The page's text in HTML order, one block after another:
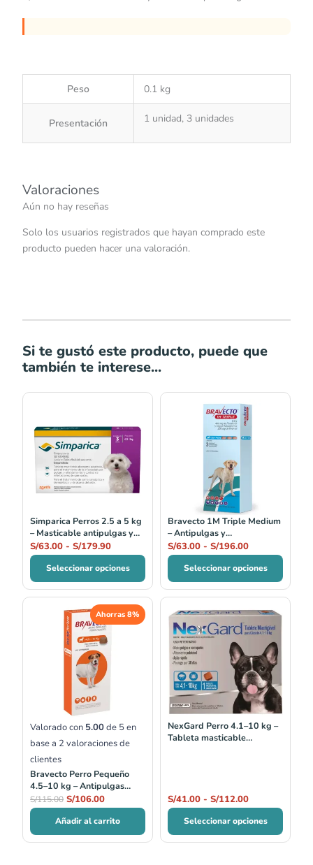
Peso 0.1 kg
Presentación 1 unidad, 3 unidades
Valoraciones
Aún no hay reseñas
Solo los usuarios registrados que hayan comprado este
producto pueden hacer una valoración.
Si te gustó este producto, puede que
también te interese...
Simparica Perros 2.5 a 5 kg
– Masticable antipulgas y
garrapatas
S/63.00 - S/179.90
precios:
S/63.00
hasta
S/179.90
Seleccionar opciones
Bravecto 1M Triple Medium
– Antipulgas y
Antiparasitario masticable 1
mes 20–40 kg
S/63.00 - S/196.00
Seleccionar opciones
Ahorras 8%
Valorado con 5.00de 5 en
base a 2 valoraciones de
clientes
Bravecto Perro Pequeño
4.5–10 kg – Antipulgas
masticable 3 meses
S/115.00
precio
original
era:
S/115.00.
S/106.00
El
precio
actual
S/106.00.
Añadir al carrito
NexGard Perro 4.1–10 kg –
Tableta masticable
S/41.00 - S/112.00
de
precios:
desde
S/41.00
hasta
S/112.00
Seleccionar opciones